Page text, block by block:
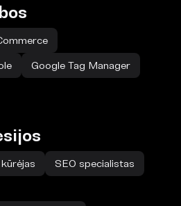
Google Tag Manager
SEO specialistas